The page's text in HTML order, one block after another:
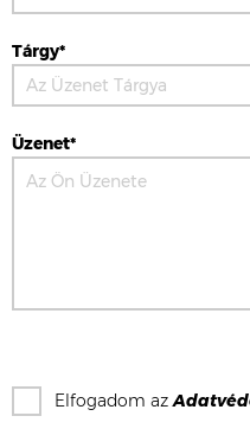
Tárgy*
Üzenet*
Elfogadom az